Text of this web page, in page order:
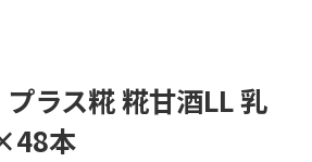
プラス糀 糀甘酒LL 乳
本